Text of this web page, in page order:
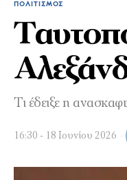
ΠΟΛΙΤΙΣΜΌΣ
Τι έδειξε η
16:30 - 18 Ιουνίου 2026